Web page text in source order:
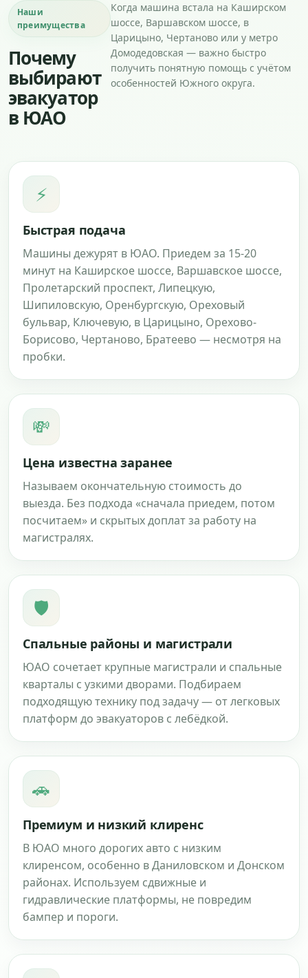
Наши
преимущества
Почему
выбирают
эвакуатор
в ЮАО
Когда машина встала на Каширском
шоссе, Варшавском шоссе, в
Царицыно, Чертаново или у метро
Домодедовская — важно быстро
получить понятную помощь с учётом
особенностей Южного округа.
⚡
Быстрая подача
Машины дежурят в ЮАО. Приедем за 15-20
минут на Каширское шоссе, Варшавское шоссе,
Пролетарский проспект, Липецкую,
Шипиловскую, Оренбургскую, Ореховый
бульвар, Ключевую, в Царицыно, Орехово-
Борисово, Чертаново, Братеево — несмотря на
пробки.
💸
Цена известна заранее
Называем окончательную стоимость до
выезда. Без подхода «сначала приедем, потом
посчитаем» и скрытых доплат за работу на
магистралях.
🛡
Спальные районы и магистрали
ЮАО сочетает крупные магистрали и спальные
кварталы с узкими дворами. Подбираем
подходящую технику под задачу — от легковых
платформ до эвакуаторов с лебёдкой.
🚗
Премиум и низкий клиренс
В ЮАО много дорогих авто с низким
клиренсом, особенно в Даниловском и Донском
районах. Используем сдвижные и
гидравлические платформы, не повредим
бампер и пороги.